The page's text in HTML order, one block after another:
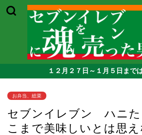
１２月２７日～１月５日まで
お弁当、総菜
セブンイレブン ハニ
こまで美味しいとは思え